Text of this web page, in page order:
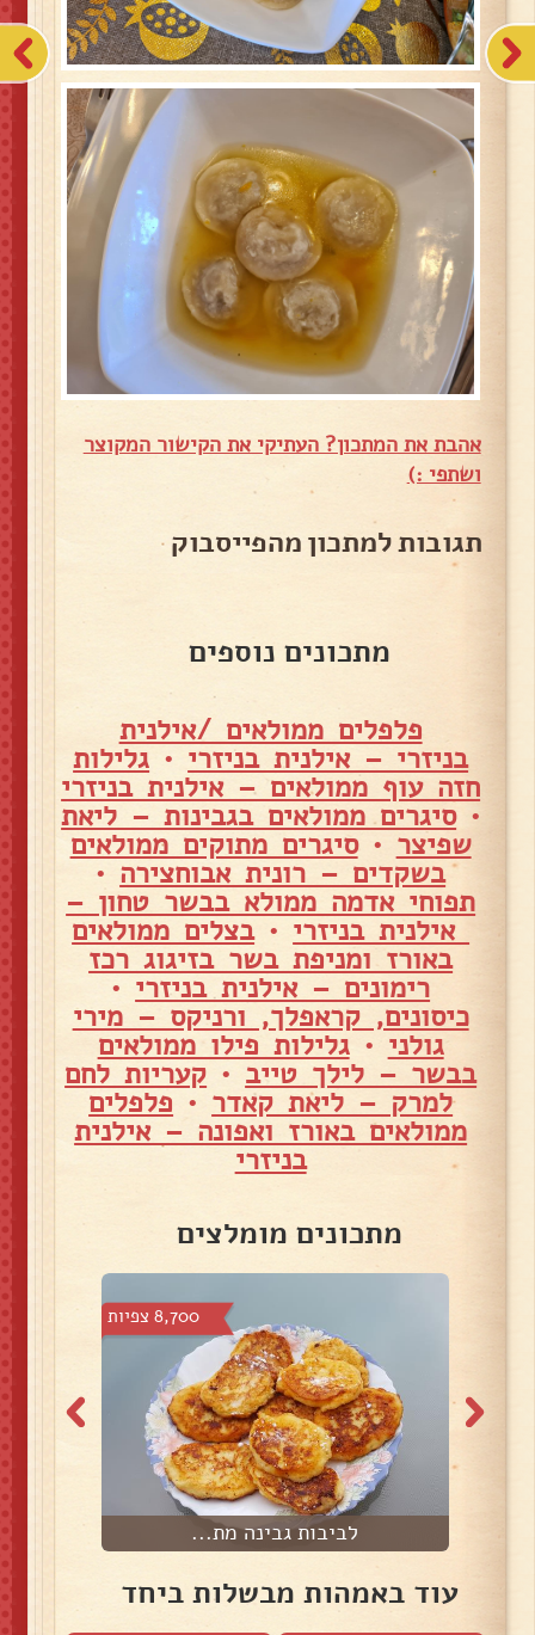
אהבת את המתכון? העתיקי את הקישור המקוצר
ושתפי :)
תגובות למתכון מהפייסבוק
מתכונים נוספים
פלפלים ממולאים /אילנית
בניזרי – אילנית בניזרי • גלילות
חזה עוף ממולאים – אילנית בניזרי
•סיגרים ממולאים בגבינות – ליאת
שפיצר •סיגרים מתוקים ממולאים
בשקדים – רונית אבוחצירה •
תפוחי אדמה ממולא בבשר טחון –
אילנית בניזרי •בצלים ממולאים
באורז ומניפת בשר בזיגוג רכז
רימונים – אילנית בניזרי •
כיסונים, קראפלך, ורניקס – מירי
גולני •גלילות פילו ממולאים
בבשר – לילך טייב • קעריות לחם
למרק – ליאת קאדר • פלפלים
ממולאים באורז ואפונה – אילנית
בניזרי
מתכונים מומלצים
8,700 צפיות
לביבות גבינה מת...
עוד באמהות מבשלות ביחד